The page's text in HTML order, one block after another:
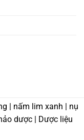
| nấm lim xanh | nụ
dược | Dược liệu